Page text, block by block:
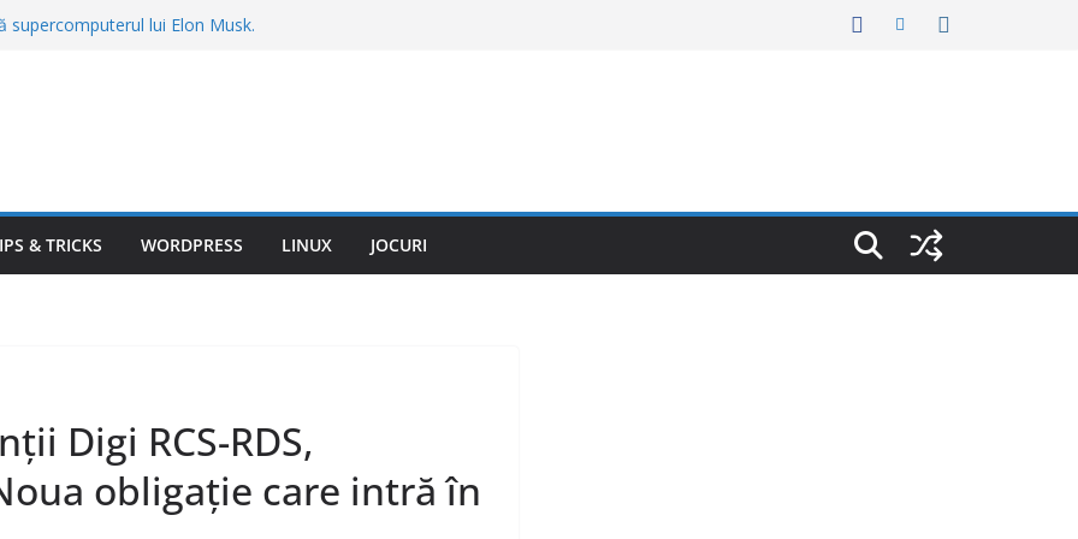
supercomputerul lui Elon Musk.
de specialiști
calcul streamingul gratuit. Reclamele
înainte de plecare: „Am plătit 3.540
& TRICKS WORDPRESS LINUX JOCURI
Digi RCS-RDS,
obligație care intră în